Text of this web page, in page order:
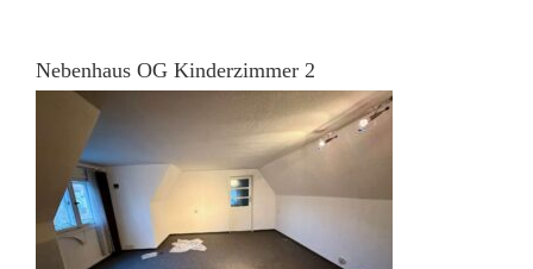
SERVICE
ÜBER UNS
KUNDENSTIMMEN
Nebenhaus OG Kinderzimmer 2